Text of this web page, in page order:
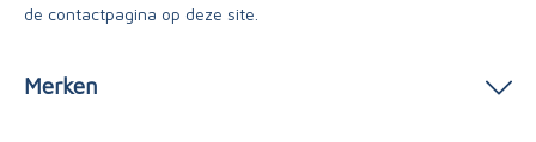
de contactpagina op deze site.
Merken